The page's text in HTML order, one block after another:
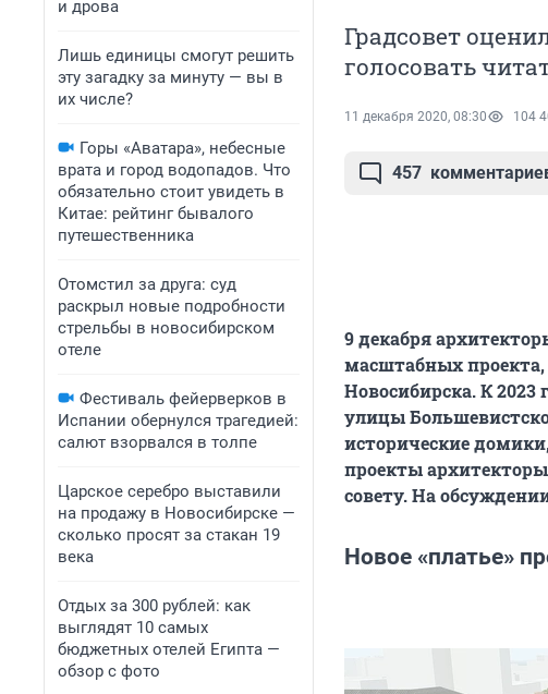
и дрова
Лишь единицы смогут решить
эту загадку за минуту — вы в
их числе?
Горы «Аватара», небесные
врата и город водопадов. Что
обязательно стоит увидеть в
Китае: рейтинг бывалого
путешественника
Отомстил за друга: суд
раскрыл новые подробности
стрельбы в новосибирском
отеле
Фестиваль фейерверков в
Испании обернулся трагедией:
салют взорвался в толпе
Царское серебро выставили
на продажу в Новосибирске —
сколько просят за стакан 19
века
Отдых за 300 рублей: как
выглядят 10 самых
бюджетных отелей Египта —
обзор с фото
Градсовет
голосовать
11 декабря 2020, 08:30 104
457
9 декабря
масштабных
Новосибирска. К 2023
улицы
исторические
проекты
совету. На
Новое «платье»